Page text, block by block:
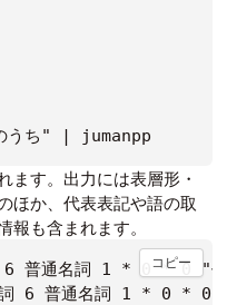
ます。出力には表層形・
ほか、代表表記や語の取
も含まれます。
6 普通名詞 1 * 0 * 0 "代
詞 6 普通名詞 1 * 0 * 0 "
コピー